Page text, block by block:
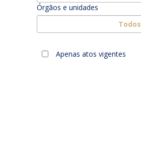
Órgãos e unidades
Todos
Apenas atos vigentes